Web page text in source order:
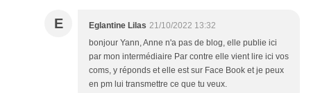
E Eglantine Lilas 21/10/2022 13:32
bonjour Yann, Anne n'a pas de blog, elle publie ici
par mon intermédiaire Par contre elle vient lire ici vos
coms, y réponds et elle est sur Face Book et je peux
en pm lui transmettre ce que tu veux.